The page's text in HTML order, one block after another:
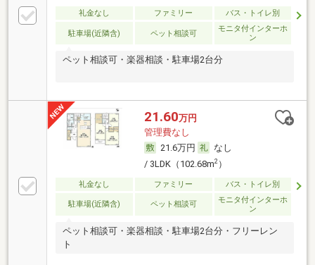
礼金なし ファミリー バス・トイレ別
駐車場(近隣含) ペット相談可
モニタ付インターホ
ン
ペット相談可・楽器相談・駐車場2台分
21.60万円
管理費なし
21.6万円
なし
/ 3LDK（102.68m2）
礼金なし ファミリー バス・トイレ別
駐車場(近隣含) ペット相談可
モニタ付インターホ
ン
ペット相談可・楽器相談・駐車場2台分・フリーレン
ト